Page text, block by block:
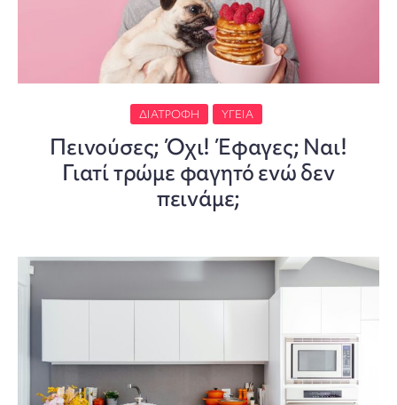
ΔΙΑΤΡΟΦΉ ΥΓΕΊΑ
Πεινούσες; Όχι! Έφαγες; Ναι!
Γιατί τρώμε φαγητό ενώ δεν
πεινάμε;